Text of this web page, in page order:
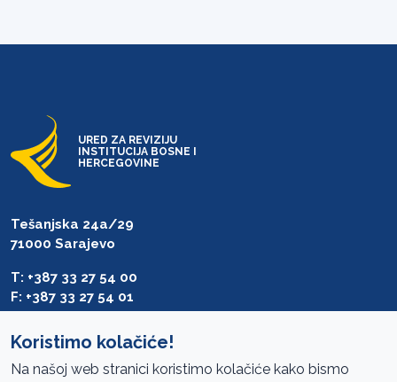
URED ZA REVIZIJU
INSTITUCIJA BOSNE I
HERCEGOVINE
Tešanjska 24a/29
71000 Sarajevo
T: +387 33 27 54 00
F: +387 33 27 54 01
Koristimo kolačiće!
Na našoj web stranici koristimo kolačiće kako bismo